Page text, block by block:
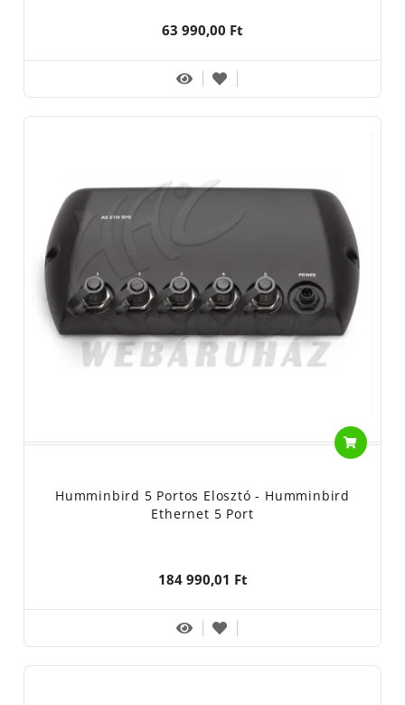
63 990,00 Ft
Humminbird 5 Portos Elosztó - Humminbird
Ethernet 5 Port
184 990,01 Ft